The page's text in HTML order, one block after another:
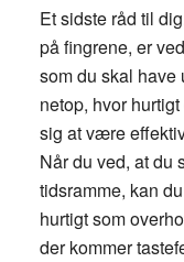
Et sidste råd til
på fingrene, er
som du skal
netop, hvor
sig at være
Når du ved, at du
tidsramme, kan
hurtigt som
der kommer